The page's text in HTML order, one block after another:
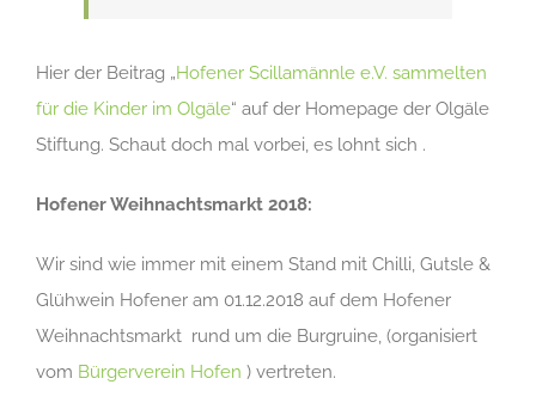
Hier der Beitrag „Hofener Scillamännle e.V. sammelten
für die Kinder im Olgäle“ auf der Homepage der Olgäle
Stiftung. Schaut doch mal vorbei, es lohnt sich .
Hofener Weihnachtsmarkt 2018:
Wir sind wie immer mit einem Stand mit Chilli, Gutsle &
Glühwein Hofener am 01.12.2018 auf dem Hofener
Weihnachtsmarkt rund um die Burgruine, (organisiert
vom Bürgerverein Hofen ) vertreten.